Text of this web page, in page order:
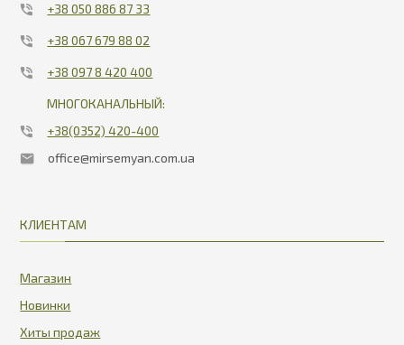
+38 050 886 87 33
+38 067 679 88 02
+38 097 8 420 400
МНОГОКАНАЛЬНЫЙ:
+38(0352) 420-400
office@mirsemyan.com.ua
КЛИЕНТАМ
Магазин
Новинки
Хиты продаж